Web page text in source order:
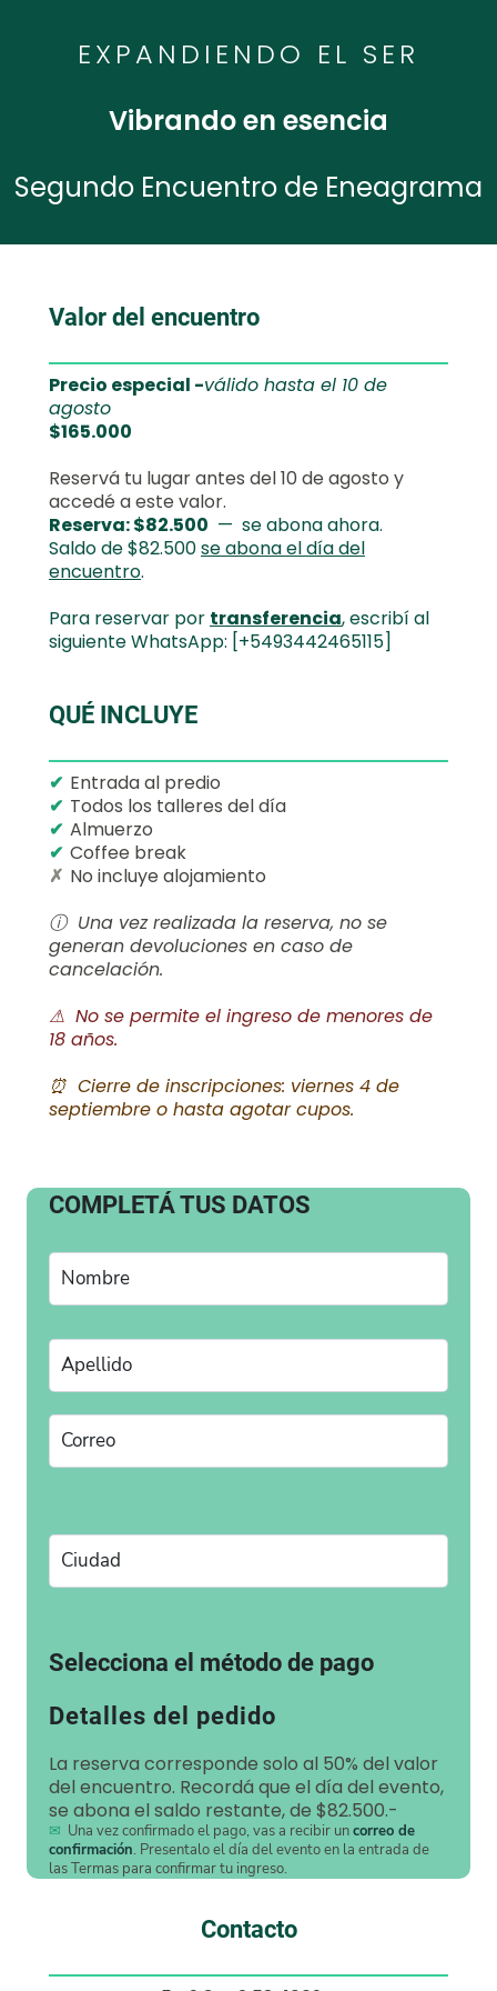
EXPANDIENDO EL SER
Vibrando en esencia
Segundo Encuentro de Eneagrama
Valor del encuentro
Precio especial -válido hasta el 10 de
agosto
$165.000
Reservá tu lugar antes del 10 de agosto y
accedé a este valor.
Reserva: $82.500 — se abona ahora.
Saldo de $82.500se abona el día del
encuentro.
Para reservar por transferencia, escribí al
siguiente WhatsApp: [+5493442465115]
QUÉ INCLUYE
✔ Entrada al predio
✔ Todos los talleres del día
✔ Almuerzo
✔ Coffee break
✗ No incluye alojamiento
ⓘ Una vez realizada la reserva, no se
generan devoluciones en caso de
cancelación.
⚠ No se permite el ingreso de menores de
18 años.
⏰ Cierre de inscripciones: viernes 4 de
septiembre o hasta agotar cupos.
COMPLETÁ TUS DATOS
Selecciona el método de pago
Detalles del pedido
La reserva corresponde solo al 50% del valor
del encuentro. Recordá que el día del evento,
se abona el saldo restante, de $82.500.-
✉ Una vez confirmado el pago, vas a recibir uncorreo de
confirmación. Presentalo el día del evento en la entrada de
las Termas para confirmar tu ingreso.
Contacto